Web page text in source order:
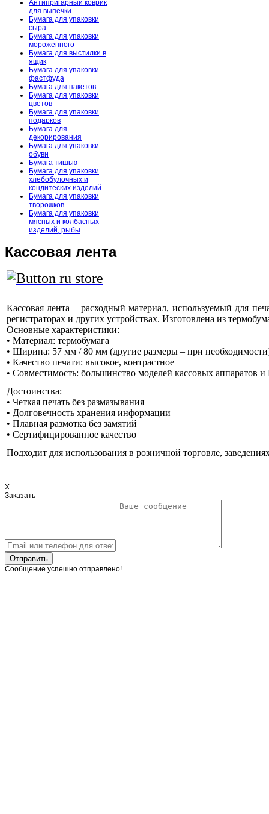
Антипригарный коврик
для выпечки
Бумага для упаковки
сыра
Бумага для упаковки
мороженного
Бумага для выстилки в
ящик
Бумага для упаковки
фастфуда
Бумага для пакетов
Бумага для упаковки
цветов
Бумага для упаковки
подарков
Бумага для
декорирования
Бумага для упаковки
обуви
Бумага тишью
Бумага для упаковки
хлебобулочных и
кондитеских изделий
Бумага для упаковки
творожков
Бумага для упаковки
мясных и колбасных
изделий, рыбы
Кассовая лента
Кассовая лента – расходный материал, используемый для
регистраторах и других устройствах. Изготовлена из
Основные характеристики:
• Материал: термобумага
• Ширина: 57 мм / 80 мм (другие размеры – при
• Качество печати: высокое, контрастное
• Совместимость: большинство моделей кассовых аппаратов и
Достоинства:
• Четкая печать без размазывания
• Долговечность хранения информации
• Плавная размотка без замятий
• Сертифицированное качество
Подходит для использования в розничной торговле,
X
Заказать
Отправить
Сообщение успешно отправлено!